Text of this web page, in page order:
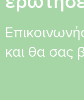
και θα σας